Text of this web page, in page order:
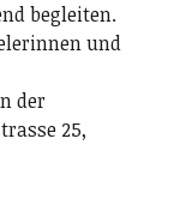
begleiten.
und
der
25,